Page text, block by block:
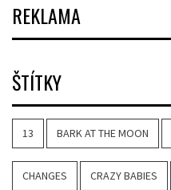
REKLAMA
ŠTÍTKY
13 BARK AT THE MOON
CHANGES CRAZY BABIES